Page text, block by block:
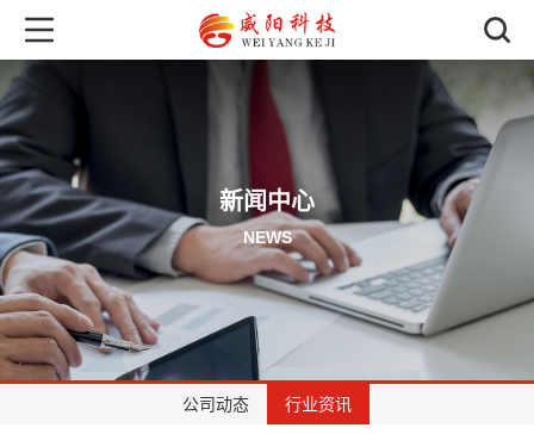
新闻中心
NEWS
公司动态 行业资讯